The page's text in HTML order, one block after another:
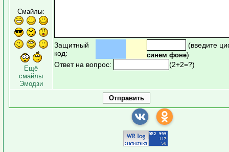
Смайлы:
Ещё
смайлы
Эмодзи
Защитный
код:
(введите
синем фоне)
Ответ на вопрос:
(2+2=?)